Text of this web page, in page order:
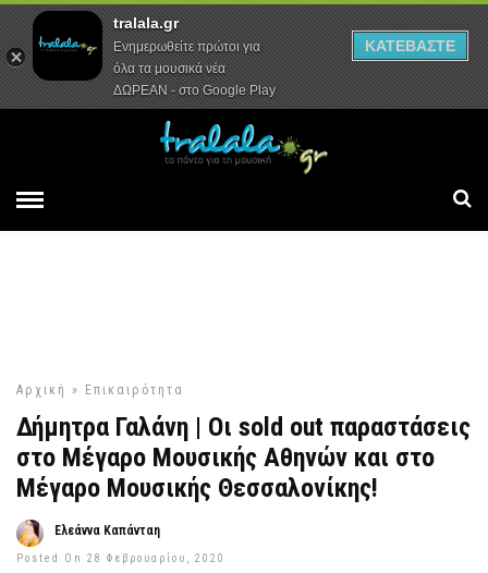
Αρχική Συνεντεύξεις Ρεπορτάζ
Αρχική » Επικαιρότητα
Δήμητρα Γαλάνη | Οι sold out παραστάσεις
στο Μέγαρο Μουσικής Αθηνών και στο
Μέγαρο Μουσικής Θεσσαλονίκης!
Ελεάννα Καπάνταη
Posted On 28 Φεβρουαρίου, 2020
tralala.gr
Ενημερωθείτε πρώτοι για
όλα τα μουσικά νέα
ΔΩΡΕΑΝ - στο Google Play
ΚΑΤΕΒΑΣΤΕ